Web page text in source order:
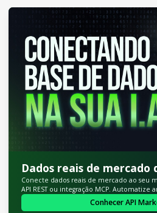
Dados reais de mercado
Conecte dados reais de mercado ao seu
API REST ou integração MCP. Automatize
entregue insights financeiros precisos
ferramentas.
Conhecer API